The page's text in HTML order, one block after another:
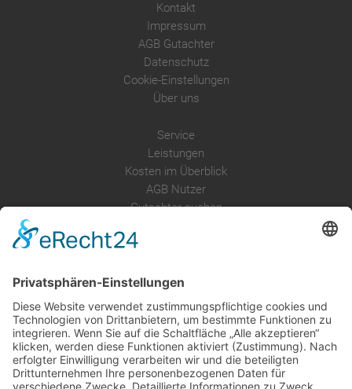
Kontakt
Impressum
AGB Gutachter
Datenschutz
Cookie-Einstellungen
Über uns
Service
Leistungen
Kosten im Überblick
AGB Nutzer
Gutachter suchen
Anfrage
Presse
Partner: Der DGuSV
als Gutachter eintragen
Infos für Suchende